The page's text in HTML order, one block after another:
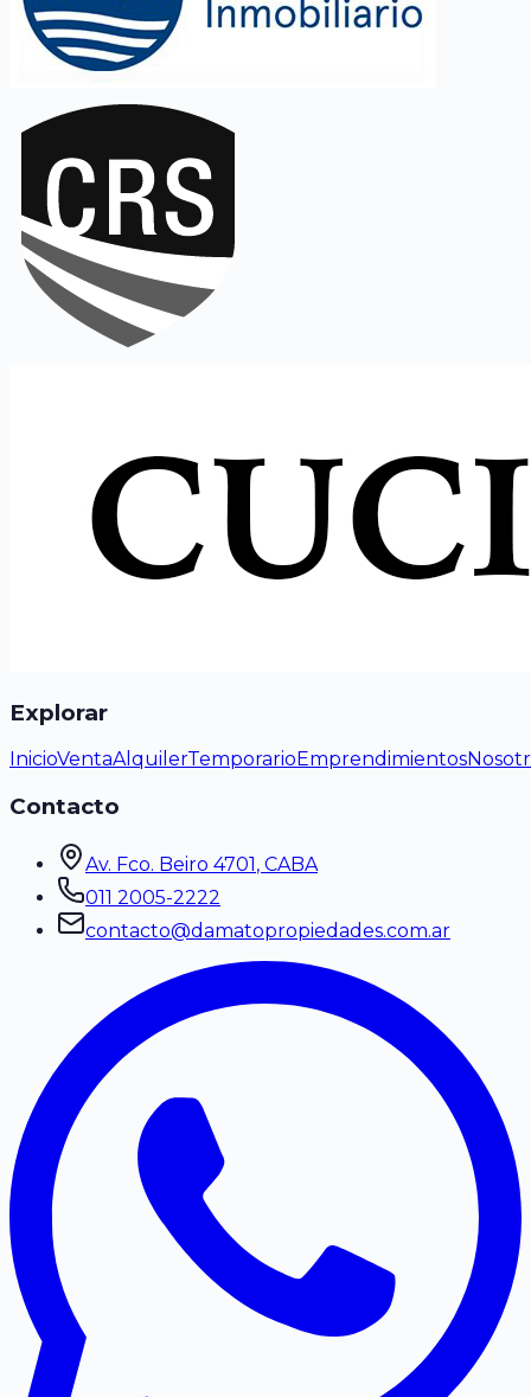
Explorar
InicioVentaAlquilerTemporario Emprendimientos
Contacto
Av. Fco. Beiro 4701, CABA
011 2005-2222
contacto@damatopropiedades.com.ar